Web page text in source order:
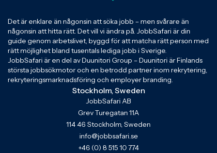
Det är enklare än någonsin att söka jobb – men svårare än
någonsin att hitta rätt. Det vill vi ändra på. JobbSafari är din
guide genom arbetslivet, byggd för att matcha rätt person med
rätt möjlighet bland tusentals lediga jobb i Sverige.
JobbSafari är en del av Duunitori Group – Duunitori är Finlands
största jobbsökmotor och en betrodd partner inom rekrytering,
rekryteringsmarknadsföring och employer branding.
Stockholm, Sweden
JobbSafari AB
Grev Turegatan 11A
114 46 Stockholm, Sweden
info@jobbsafari.se
+46 (0) 8 515 10 774